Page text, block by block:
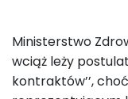
Ministerstwo
wciąż leży
kontraktów’’,